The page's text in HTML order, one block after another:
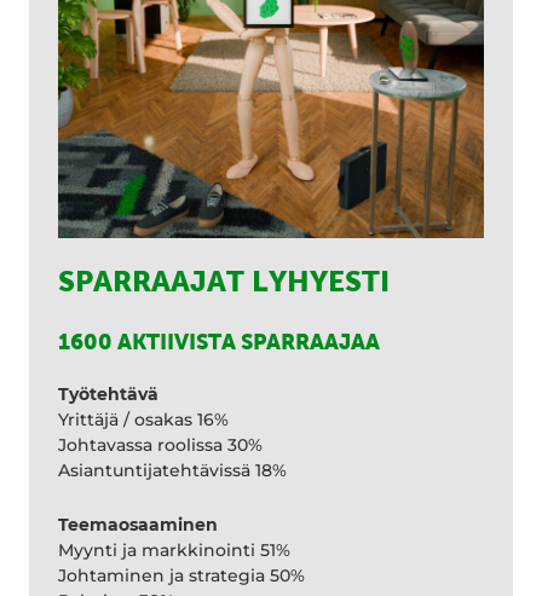
SPARRAAJAT LYHYESTI
1600 AKTIIVISTA SPARRAAJAA
Työtehtävä
Yrittäjä / osakas 16%
Johtavassa roolissa 30%
Asiantuntijatehtävissä 18%
Teemaosaaminen
Myynti ja markkinointi 51%
Johtaminen ja strategia 50%